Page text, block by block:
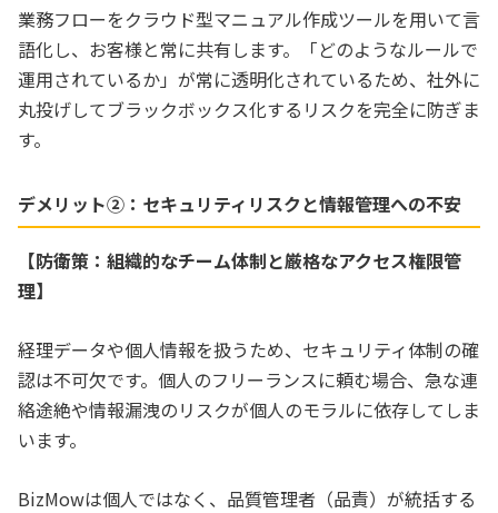
業務フローをクラウド型マニュアル作成ツールを用いて言
語化し、お客様と常に共有します。「どのようなルールで
運用されているか」が常に透明化されているため、社外に
丸投げしてブラックボックス化するリスクを完全に防ぎま
す。
デメリット②：セキュリティリスクと情報管理への不安
【防衛策：組織的なチーム体制と厳格なアクセス権限管
理】
経理データや個人情報を扱うため、セキュリティ体制の確
認は不可欠です。個人のフリーランスに頼む場合、急な連
絡途絶や情報漏洩のリスクが個人のモラルに依存してしま
います。
BizMowは個人ではなく、品質管理者（品責）が統括する